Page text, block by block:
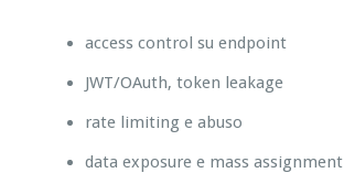
access control su endpoint
JWT/OAuth, token leakage
rate limiting e abuso
data exposure e mass assignment